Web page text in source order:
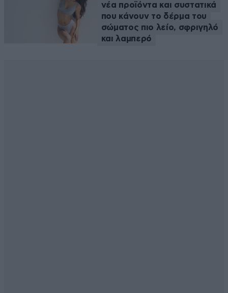
νέα προϊόντα και συστατικά
που κάνουν το δέρμα του
σώματος πιο λείο, σφριγηλό
και λαμπερό